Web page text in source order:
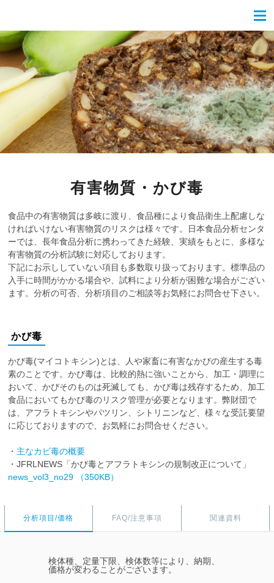
有害物質・かび毒
食品中の有害物質は多岐に渡り、食品種により食品衛生上配慮しな
ければいけない有害物質のリスクは様々です。日本食品分析センタ
ーでは、長年食品分析に携わってきた経験、実績をもとに、多様な
有害物質の分析試験に対応しております。
下記にお示ししていない項目も多数取り扱っております。標準品の
入手に時間がかかる場合や、試料により分析が困難な場合がござい
ます。分析の可否、分析項目のご相談等お気軽にお問合せ下さい。
かび毒
かび毒(マイコトキシン)とは、人や家畜に有害なかびの産生する毒
素のことです。かび毒は、比較的熱に強いことから、加工・調理に
おいて、かびそのものは死滅しても、かび毒は残存するため、加工
食品においてもかび毒のリスク管理が必要となります。弊財団で
は、アフラトキシンやパツリン、シトリニンなど、様々な受託要望
に応じておりますので、お気軽にお問合せください。
・ 主なカビ毒の概要
・JFRLNEWS「かび毒とアフラトキシンの規制改正について」
news_vol3_no29 （350KB）
分析項目/価格 FAQ/注意事項 関連資料
検体種、定量下限、検体数等により、納期、
価格が変わることがございます。